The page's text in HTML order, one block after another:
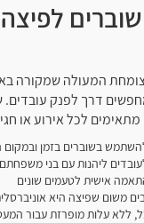
המעולה שמקורה
דרך לפנק עובדים.
לכל אירוע או
בשוברים בזמן ובמקום
ליהנות עם בני משפחתם
אישית לטעמים שונים
משום שפיצה היא
ללא עלות מופרזת עבור